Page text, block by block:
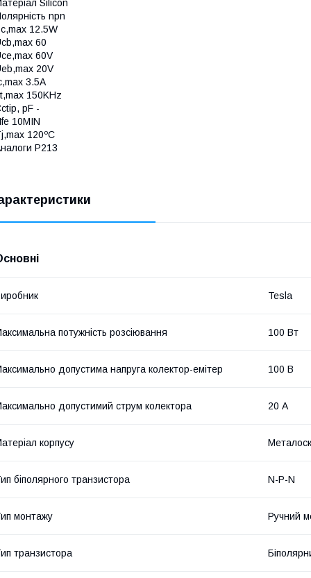
Silicon
npn
12.5W
60
60V
20V
3.5A
150KHz
pF -
10MIN
120ºC
P213
Tesla
потужність розсіювання 100 Вт
допустима напруга колектор-емітер 100 В
допустимий струм колектора 20 А
корпусу
біполярного транзистора N-P-N
монтажу Ручний
транзистора